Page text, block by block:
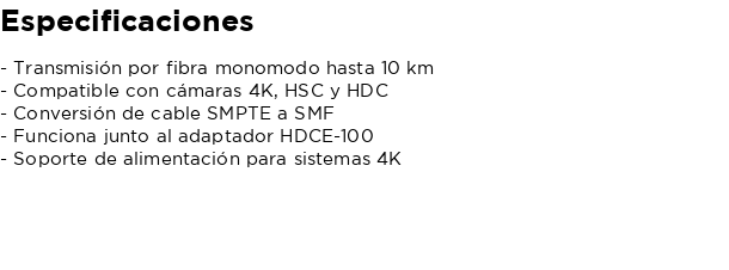
Especificaciones
- Transmisión por fibra monomodo hasta 10 km
- Compatible con cámaras 4K, HSC y HDC
- Conversión de cable SMPTE a SMF
- Funciona junto al adaptador HDCE-100
- Soporte de alimentación para sistemas 4K